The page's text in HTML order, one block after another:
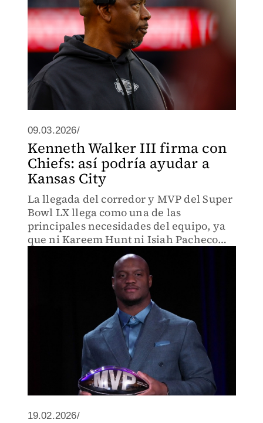
09.03.2026/
Kenneth Walker III firma con
Chiefs: así podría ayudar a
Kansas City
La llegada del corredor y MVP del Super
Bowl LX llega como una de las
principales necesidades del equipo, ya
que ni Kareem Hunt ni Isiah Pacheco
pudieron promediar más de cuatro
yardas por acarreo.
19.02.2026/